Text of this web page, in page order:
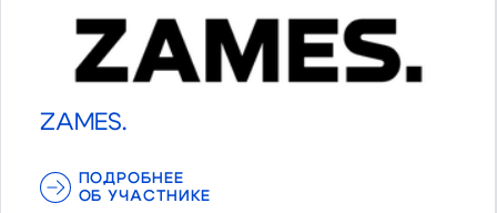
ZAMES.
ПОДРОБНЕЕ
ОБ УЧАСТНИКЕ